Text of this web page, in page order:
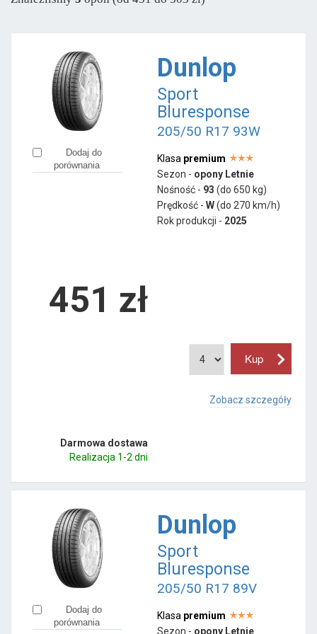
Pozostałe marki
Aplus od 256 zł
Apollo od 378 zł
Austone od 253 zł
Firemax od 284 zł
Mirage od 474 zł
Dodaj do
porównania
Dunlop
Sport
Bluresponse
205/50 R17 93W
Klasa premium
Sezon - opony Letnie
Nośność - 93 (do 650 kg)
Prędkość - W(do 270 km/h)
Rok produkcji - 2025
451 zł
Zobacz szczegóły
Darmowa dostawa
Realizacja 1-2 dni
Dodaj do
porównania
Dunlop
Sport
Bluresponse
205/50 R17 89V
Klasa premium
Sezon - opony Letnie